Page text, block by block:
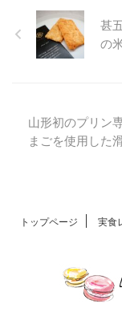
する素材に徹底的に
た能登ブランド。美
設した美しい店舗も
す。黒部の湧水を使
甚
の
山形初のプリン
まごを使用した
トップページ 実食